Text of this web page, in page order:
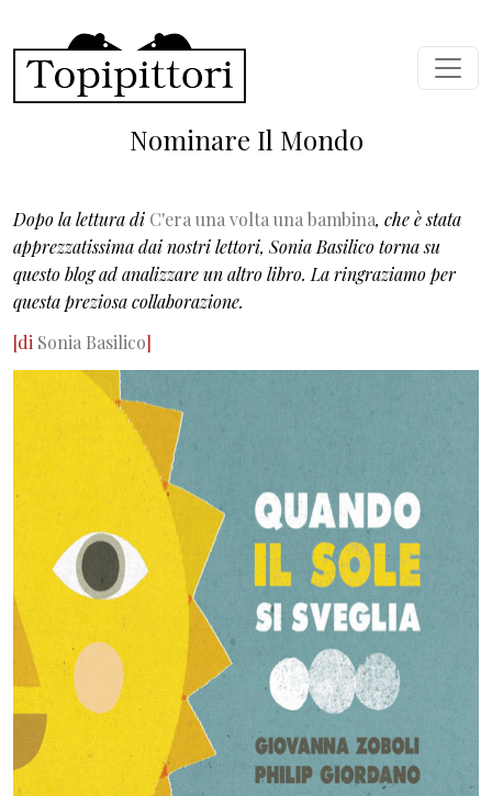
Nominare Il Mondo
Dopo la lettura di C'era una volta una bambina, che è stata
apprezzatissima dai nostri lettori, Sonia Basilico torna su
questo blog ad analizzare un altro libro. La ringraziamo per
questa preziosa collaborazione.
[di Sonia Basilico]